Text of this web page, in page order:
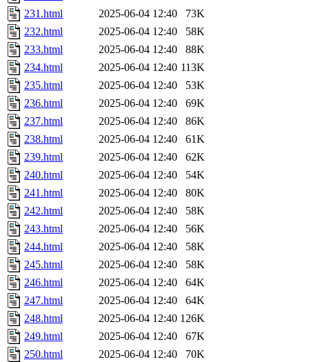
231.html
2025-06-04 12:40
73K
232.html
2025-06-04 12:40
58K
233.html
2025-06-04 12:40
88K
234.html
2025-06-04 12:40 113K
235.html
2025-06-04 12:40
53K
236.html
2025-06-04 12:40
69K
237.html
2025-06-04 12:40
86K
238.html
2025-06-04 12:40
61K
239.html
2025-06-04 12:40
62K
240.html
2025-06-04 12:40
54K
241.html
2025-06-04 12:40
80K
242.html
2025-06-04 12:40
58K
243.html
2025-06-04 12:40
56K
244.html
2025-06-04 12:40
58K
245.html
2025-06-04 12:40
58K
246.html
2025-06-04 12:40
64K
247.html
2025-06-04 12:40
64K
248.html
2025-06-04 12:40 126K
249.html
2025-06-04 12:40
67K
250.html
2025-06-04 12:40
70K